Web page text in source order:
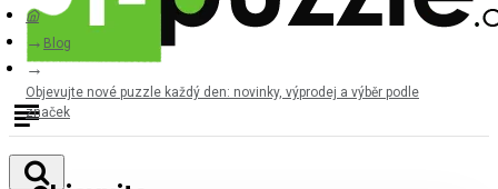
Blog
Objevujte nové puzzle každý den: novinky, výprodej a výběr podle
značek